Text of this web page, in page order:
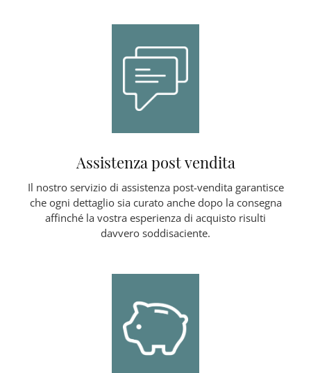
Assistenza post vendita
Il nostro servizio di assistenza post-vendita garantisce
che ogni dettaglio sia curato anche dopo la consegna
affinché la vostra esperienza di acquisto risulti
davvero soddisaciente.